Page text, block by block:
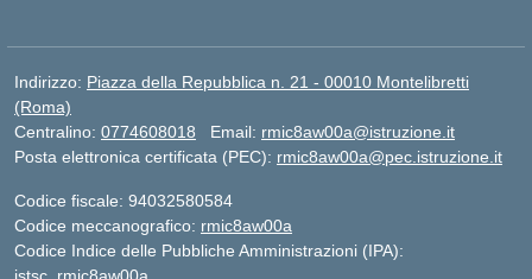
Indirizzo: Piazza della Repubblica n. 21 - 00010 Montelibretti
(Roma)
Centralino: 0774608018 Email: rmic8aw00a@istruzione.it
Posta elettronica certificata (PEC): rmic8aw00a@pec.istruzione.it
Codice fiscale: 94032580584
Codice meccanografico: rmic8aw00a
Codice Indice delle Pubbliche Amministrazioni (IPA):